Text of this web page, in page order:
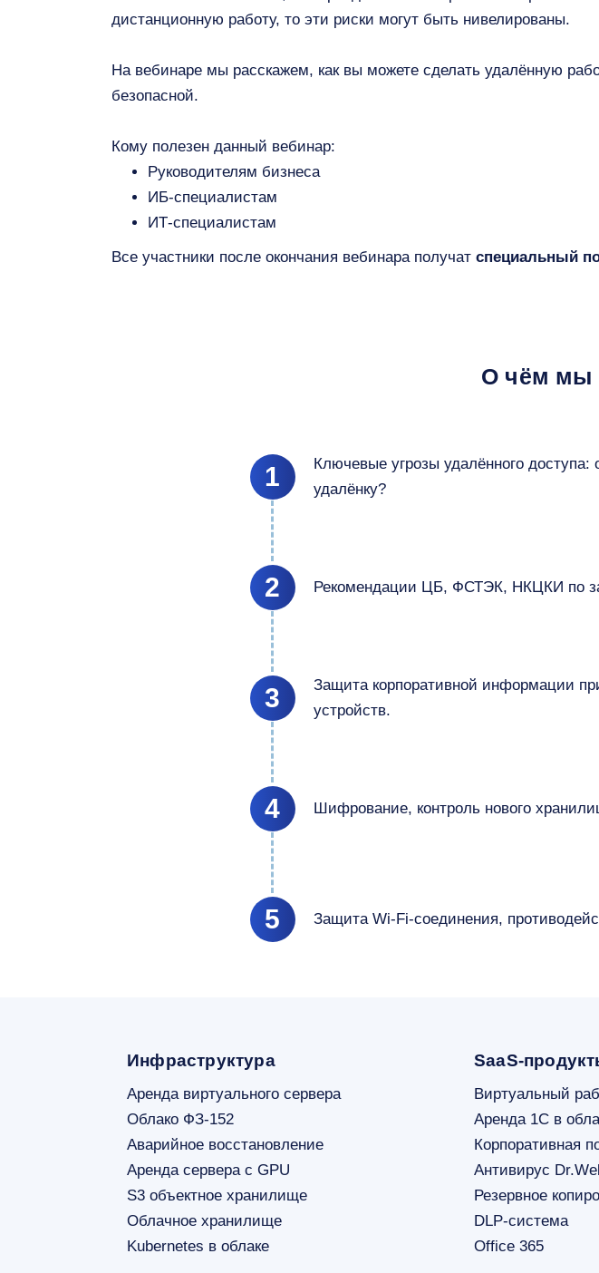
дистанционную работу, то эти риски могут быть нивелированы.
На вебинаре мы расскажем, как вы можете сделать удалённую
безопасной.
Кому полезен данный вебинар:
Руководителям бизнеса
ИБ-специалистам
ИТ-специалистам
Все участники после окончания вебинара получатспециальный
О чём мы
1
Ключевые угрозы удалённого
удалёнку?
2 Рекомендации ЦБ, ФСТЭК, НКЦКИ по
3
Защита корпоративной информации
устройств.
4 Шифрование, контроль нового
5 Защита Wi-Fi-соединения,
Инфраструктура
Аренда виртуального сервера
Облако ФЗ-152
Аварийное восстановление
Аренда сервера с GPU
S3 объектное хранилище
Облачное хранилище
Kubernetes в облаке
SaaS-
Виртуальный
Аренда 1С в
Корпоративная
Антивирус
Резервное
DLP-система
Office 365